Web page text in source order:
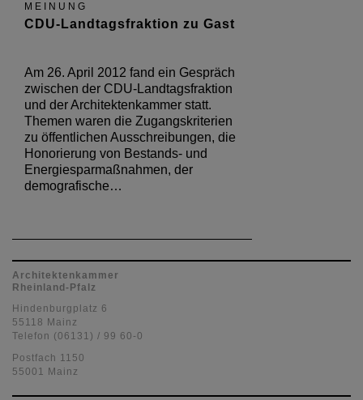
MEINUNG
CDU-Landtagsfraktion zu Gast
Am 26. April 2012 fand ein Gespräch
zwischen der CDU-Landtagsfraktion
und der Architektenkammer statt.
Themen waren die Zugangskriterien
zu öffentlichen Ausschreibungen, die
Honorierung von Bestands- und
Energiesparmaßnahmen, der
demografische…
Architektenkammer
Rheinland-Pfalz
Hindenburgplatz 6
55118 Mainz
Telefon (06131) / 99 60-0
Postfach 1150
55001 Mainz